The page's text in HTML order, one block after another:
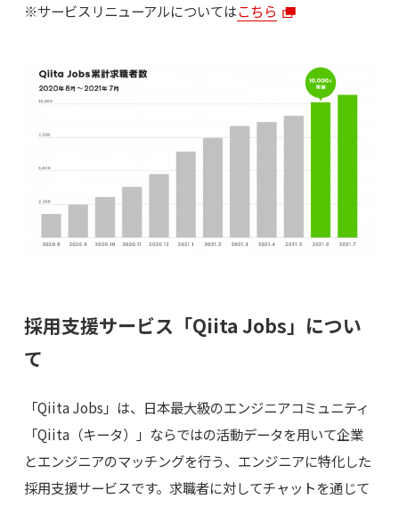
※サービスリニューアルについてはこちら
採用支援サービス「Qiita Jobs」につい
て
「Qiita Jobs」は、日本最大級のエンジニアコミュニティ
「Qiita（キータ）」ならではの活動データを用いて企業
とエンジニアのマッチングを行う、エンジニアに特化した
採用支援サービスです。求職者に対してチャットを通じて